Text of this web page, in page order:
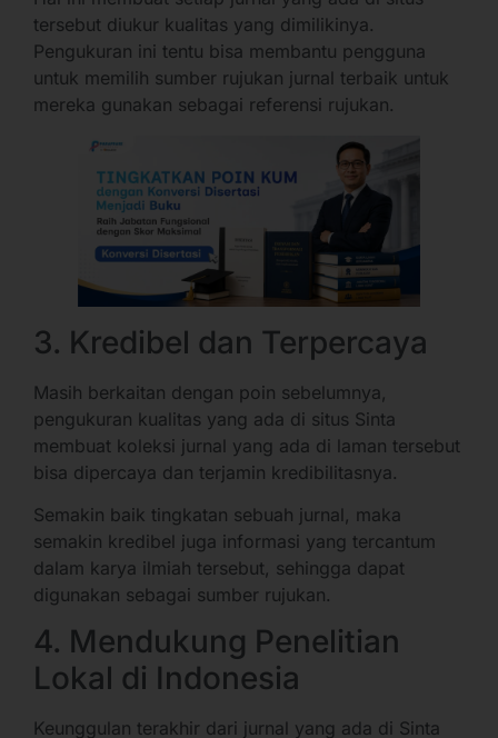
tersebut diukur kualitas yang dimilikinya.
Pengukuran ini tentu bisa membantu pengguna
untuk memilih sumber rujukan jurnal terbaik untuk
mereka gunakan sebagai referensi rujukan.
3. Kredibel dan Terpercaya
Masih berkaitan dengan poin sebelumnya,
pengukuran kualitas yang ada di situs Sinta
membuat koleksi jurnal yang ada di laman tersebut
bisa dipercaya dan terjamin kredibilitasnya.
Semakin baik tingkatan sebuah jurnal, maka
semakin kredibel juga informasi yang tercantum
dalam karya ilmiah tersebut, sehingga dapat
digunakan sebagai sumber rujukan.
4. Mendukung Penelitian
Lokal di Indonesia
Keunggulan terakhir dari jurnal yang ada di Sinta